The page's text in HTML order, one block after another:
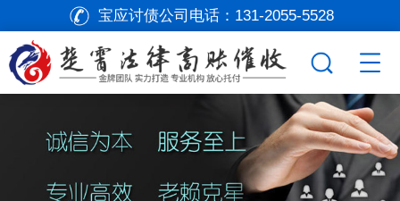
宝应讨债公司电话： 131-2055-5528